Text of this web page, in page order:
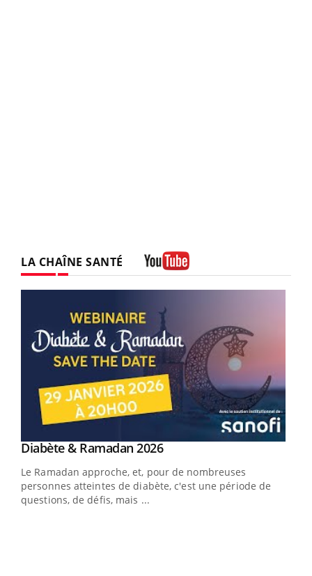
LA CHAÎNE SANTÉ
Youtube
Diabète & Ramadan 2026Youtube
Le Ramadan approche, et, pour de nombreuses
personnes atteintes de diabète, c'est une période de
questions, de défis, mais ...